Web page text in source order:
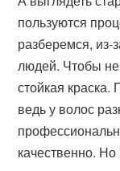
пользуются
разберемся, из-
людей. Чтобы
стойкая краска.
ведь у волос
качественно.